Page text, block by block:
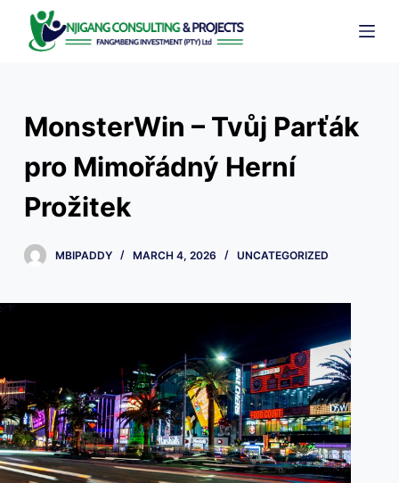
o
c
o
e
t
MonsterWin – Tvůj Parťák
pro Mimořádný Herní
Prožitek
MBIPADDY MARCH 4, 2026 UNCATEGORIZED